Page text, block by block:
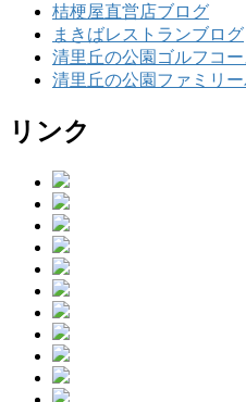
桔梗屋直営店ブログ
まきばレストランブログ
清里丘の公園ゴルフコ
清里丘の公園ファミリ
リンク